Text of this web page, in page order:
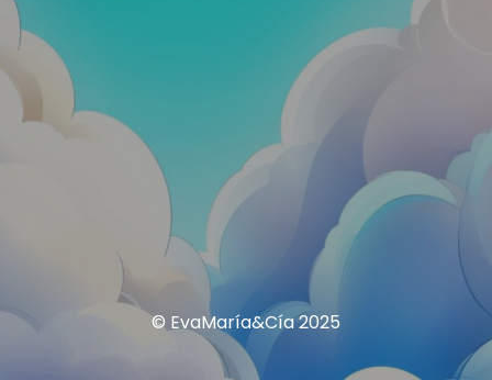
© EvaMaría&Cía 2025